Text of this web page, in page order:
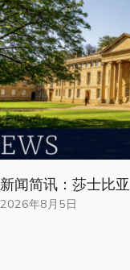
新闻简讯：莎士比
2026年8月5日